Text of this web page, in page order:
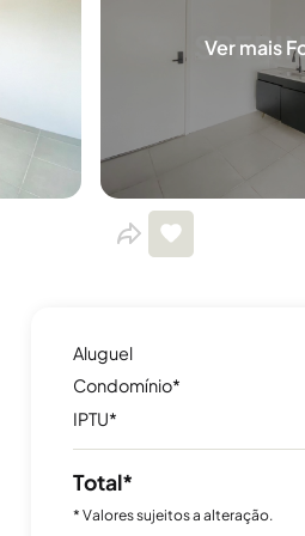
Ver mais
Aluguel
Condomínio*
IPTU*
Total*
* Valores sujeitos a alteração.